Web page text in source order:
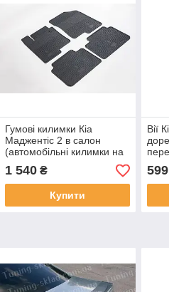
Гумові килимки Кіа
Маджентіс 2 в салон
(автомобільні килимки на
Kia Magentis 2)
1 540₴
Купити
Вії
599